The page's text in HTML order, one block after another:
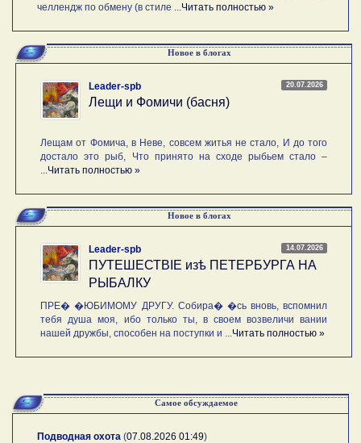
челлендж по обмену (в стиле ... Читать полностью »
Новое в блогах
20.07.2026
Leader-spb
Лещи и Фомичи (басня)
Лещам от Фомича, в Неве, совсем житья не стало, И до того
достало это рыб, Что принято на сходе рыбьем стало –
Читать полностью »
Новое в блогах
14.07.2026
Leader-spb
ПУТЕШЕСТВIE изѣ ПЕТЕРБУРГА НА
РЫБАЛКУ
ПРЕ� �ЮБИМОМУ ДРУГУ. Собира� �сь вновь, вспомнил
тебя душа моя, ибо только ты, в своем возвеличи вании
нашей дружбы, способен на поступки и ... Читать полностью »
Самое обсуждаемое
Подводная охота (07.08.2026 01:49)